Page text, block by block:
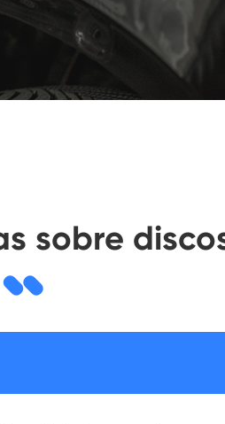
sobre